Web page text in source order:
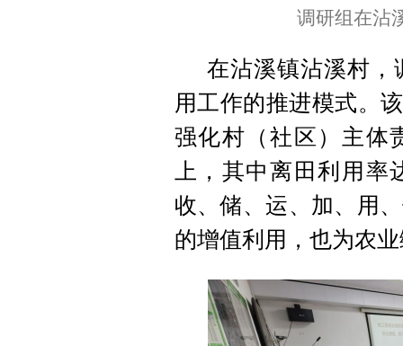
调研组在沾
在沾溪镇沾溪村，
用工作的推进模式。
强化村（社区）主体
上，其中离田利用
收、储、运、加、用
的增值利用，也为农